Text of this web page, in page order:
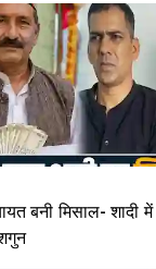
बनी मिसाल- शादी